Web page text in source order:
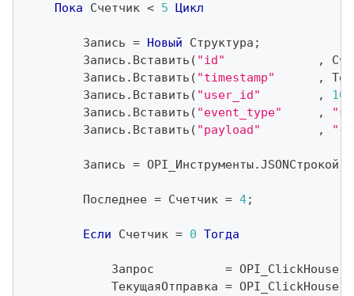
Пока Счетчик < 5 Цикл
        Запись
= Новый Структура ;
        Запись
. Вставить ( "id" ,
        Запись
. Вставить ( "timestamp" ,
        Запись
. Вставить ( "user_id" ,
100
        Запись
. Вставить ( "event_type" ,
        Запись
. Вставить ( "payload" ,
        Запись
= OPI_Инструменты.JSONСтрокой
        Последнее
= Счетчик = 4;
Если Счетчик = 0 Тогда
            Запрос
= OPI_ClickHouse
            ТекущаяОтправка
= OPI_ClickHouse